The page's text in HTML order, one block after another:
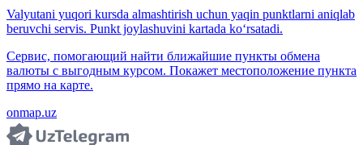
Valyutani yuqori kursda almashtirish uchun yaqin punktlarni aniqlab
beruvchi servis. Punkt joylashuvini kartada ko‘rsatadi.
Сервис, помогающий найти ближайшие пункты обмена
валюты с выгодным курсом. Покажет местоположение пункта
прямо на карте.
onmap.uz